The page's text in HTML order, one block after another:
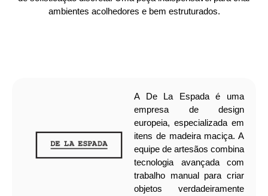
ambientes acolhedores e bem estruturados.
A De La Espada é uma
empresa de design
europeia, especializada em
itens de madeira maciça. A
equipe de artesãos combina
tecnologia avançada com
trabalho manual para criar
objetos verdadeiramente